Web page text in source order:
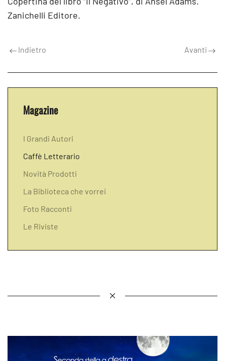
Zanichelli Editore.
Indietro Avanti
Magazine
I Grandi Autori
Caffè Letterario
Novità Prodotti
La Biblioteca che vorrei
Foto Racconti
Le Riviste